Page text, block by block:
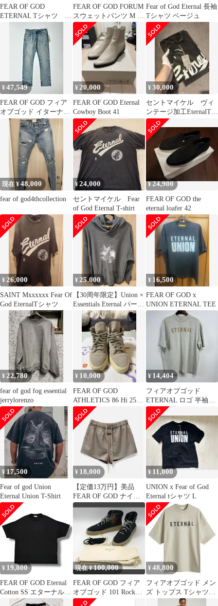
FEAR OF GOD
ETERNAL Tシャツ フ
FEAR OF GOD FORUM
スウェットパンツ M エ
ターナル 最安値
Fear of God Eternal 長袖
Tシャツ ベージュ
¥47,549
FEAR OF GOD フィア
オブゴッド イターナル
5ポケット デニム ジー
ン 5YEAR Indigo 32サ
イズ
¥20,000
FEAR OF GOD Eternal
Cowboy Boot 41
¥30,000
セントマイケル ヴィ
ンテージ加工EternalTシ
ャツ
現在 ¥48,000
fear of god4thcollection
¥24,000
セントマイケル Fear
of God Eternal T-shirt
¥24,900
FEAR OF GOD the
eternal loafer 42
¥ 26,000
SAINT Mxxxxxx Fear Of
God EternalTシャツ
¥ 25,000
【30周年限定】Union ×
Essentials Eternal パーカ
¥ 16,500
FEAR OF GOD x
UNION ETERNAL TEE
¥ 22,780
fear of god fog essential
jerrylorenzo
¥ 10,000
FEAR OF GOD
ATHLETICS 86 Hi 25セ
ンチ
¥ 14,404
フィアオブゴッド
ETERNAL ロゴ 半袖T
M JS67
¥ 17,500
Fear of god Union
Eternal Union T-Shirt
¥ 18,000
【定価13万円】美品
FEAR OF GOD ナイロ
ン ショートパンツ
¥11,000
UNION x Fear of God
Eternal tシャツ L
¥ 19,800
FEAR OF GOD Eternal
Cotton SS エターナルコ
ットンTシャツ 半袖カ
現在 ¥100,000
FEAR OF GOD フィア
オブゴッド 101 Rock
Tee High
¥ 48,800
フィアオブゴッド メン
ズ トップス Tシャツ
Fear Of God Eternal